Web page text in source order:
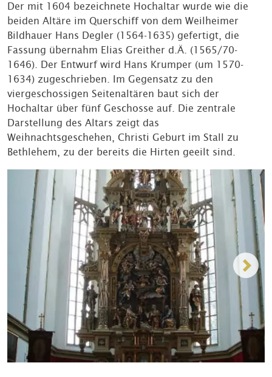
Der mit 1604 bezeichnete Hochaltar wurde wie die
beiden Altäre im Querschiff von dem Weilheimer
Bildhauer Hans Degler (1564-1635) gefertigt, die
Fassung übernahm Elias Greither d.Ä. (1565/70-
1646). Der Entwurf wird Hans Krumper (um 1570-
1634) zugeschrieben. Im Gegensatz zu den
viergeschossigen Seitenaltären baut sich der
Hochaltar über fünf Geschosse auf. Die zentrale
Darstellung des Altars zeigt das
Weihnachtsgeschehen, Christi Geburt im Stall zu
Bethlehem, zu der bereits die Hirten geeilt sind.